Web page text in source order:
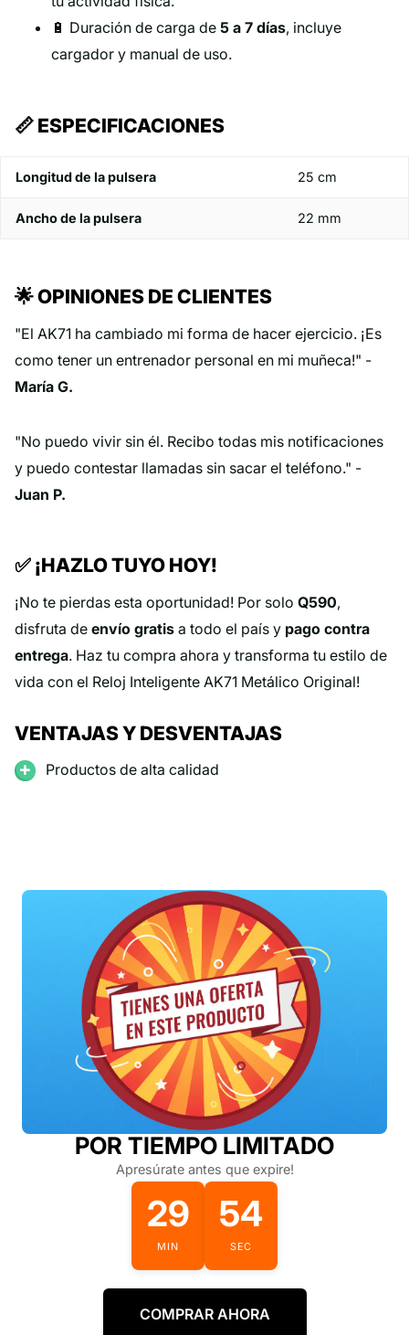
🔋 Duración de carga de 5 a 7 días, incluye
cargador y manual de uso.
📏 ESPECIFICACIONES
Longitud de la pulsera 25 cm
Ancho de la pulsera 22 mm
🌟 OPINIONES DE CLIENTES
"El AK71 ha cambiado mi forma de hacer ejercicio. ¡Es
como tener un entrenador personal en mi muñeca!" -
María G.
"No puedo vivir sin él. Recibo todas mis notificaciones
y puedo contestar llamadas sin sacar el teléfono." -
Juan P.
✅ ¡HAZLO TUYO HOY!
¡No te pierdas esta oportunidad! Por solo Q590,
disfruta de envío gratis a todo el país y pago contra
entrega. Haz tu compra ahora y transforma tu estilo de
vida con el Reloj Inteligente AK71 Metálico Original!
VENTAJAS Y DESVENTAJAS
Productos de alta calidad
POR TIEMPO LIMITADO
Apresúrate antes que expire!
29
MIN
54
SEC
COMPRAR AHORA